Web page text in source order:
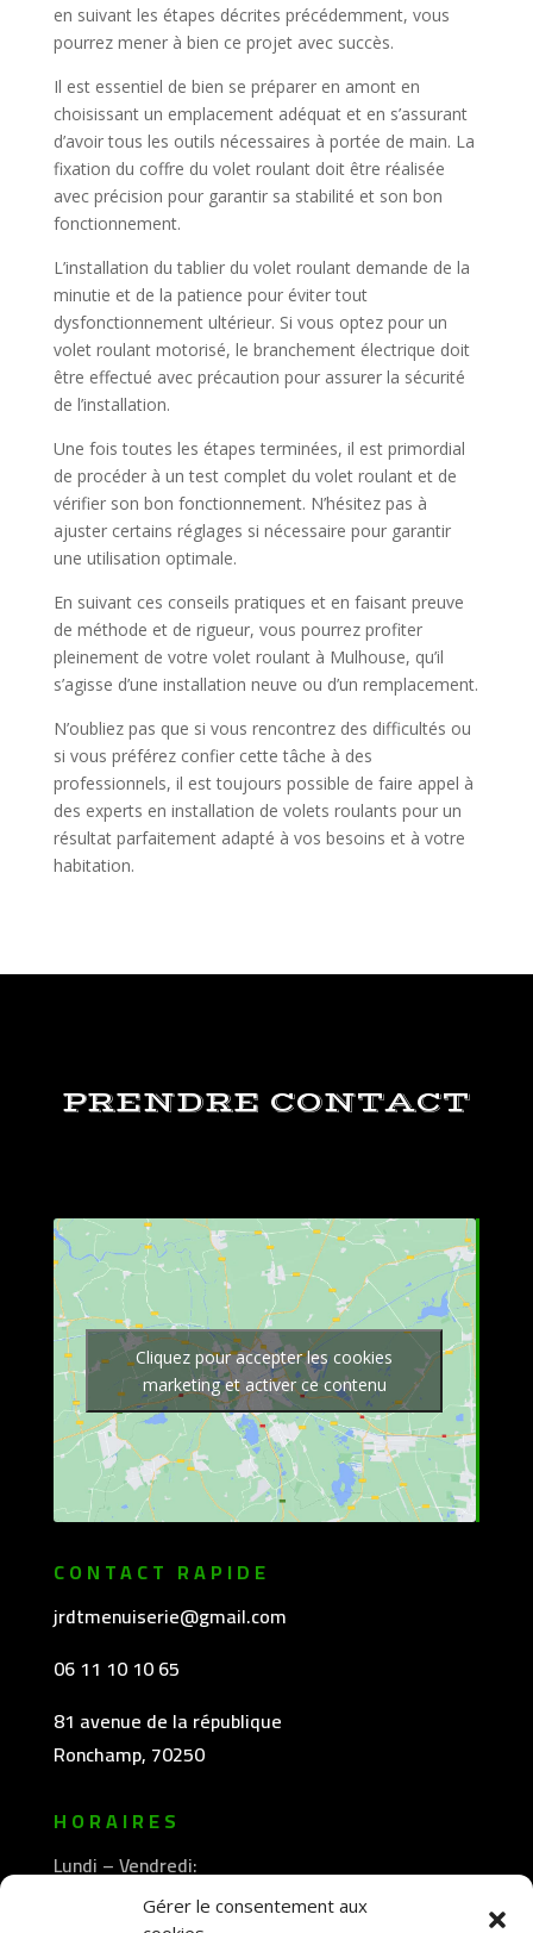
Gérer le consentement aux
en suivant les étapes décrites précédemment, vous
pourrez mener à bien ce projet avec succès.
Il est essentiel de bien se préparer en amont en
choisissant un emplacement adéquat et en s’assurant
d’avoir tous les outils nécessaires à portée de main. La
fixation du coffre du volet roulant doit être réalisée
avec précision pour garantir sa stabilité et son bon
fonctionnement.
L’installation du tablier du volet roulant demande de la
minutie et de la patience pour éviter tout
dysfonctionnement ultérieur. Si vous optez pour un
volet roulant motorisé, le branchement électrique doit
être effectué avec précaution pour assurer la sécurité
de l’installation.
Une fois toutes les étapes terminées, il est primordial
de procéder à un test complet du volet roulant et de
vérifier son bon fonctionnement. N’hésitez pas à
ajuster certains réglages si nécessaire pour garantir
une utilisation optimale.
En suivant ces conseils pratiques et en faisant preuve
de méthode et de rigueur, vous pourrez profiter
pleinement de votre volet roulant à Mulhouse, qu’il
s’agisse d’une installation neuve ou d’un remplacement.
N’oubliez pas que si vous rencontrez des difficultés ou
si vous préférez confier cette tâche à des
professionnels, il est toujours possible de faire appel à
des experts en installation de volets roulants pour un
résultat parfaitement adapté à vos besoins et à votre
habitation.
PRENDRE CONTACT
Cliquez pour accepter les cookies
marketing et activer ce contenu
CONTACT RAPIDE
jrdtmenuiserie@gmail.com
06 11 10 10 65
81 avenue de la république
Ronchamp, 70250
HORAIRES
Lundi – Vendredi:
8h30 -12h00